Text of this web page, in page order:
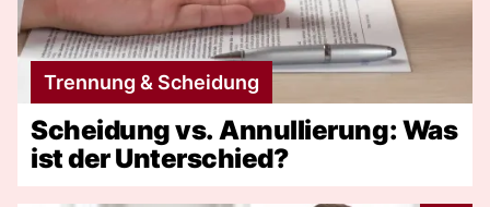
Trennung & Scheidung
Scheidung vs. Annullierung: Was
ist der Unterschied?